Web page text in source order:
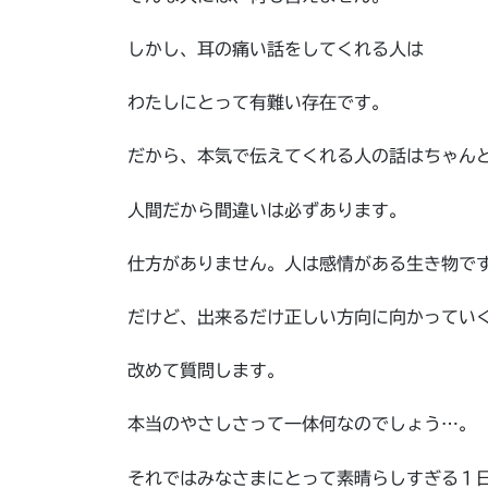
しかし、耳の痛い話をしてくれる人は
わたしにとって有難い存在です。
だから、本気で伝えてくれる人の話はちゃん
人間だから間違いは必ずあります。
仕方がありません。人は感情がある生き物で
だけど、出来るだけ正しい方向に向かってい
改めて質問します。
本当のやさしさって一体何なのでしょう…。